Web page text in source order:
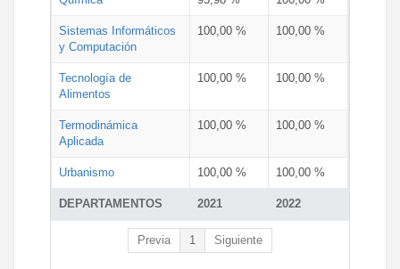
DEPARTAMENTOS 2021 2022
Sistemas Informáticos
y Computación
100,00 % 100,00 %
Tecnología de
Alimentos
100,00 % 100,00 %
Termodinámica
Aplicada
100,00 % 100,00 %
Urbanismo 100,00 % 100,00 %
Previa 1 Siguiente